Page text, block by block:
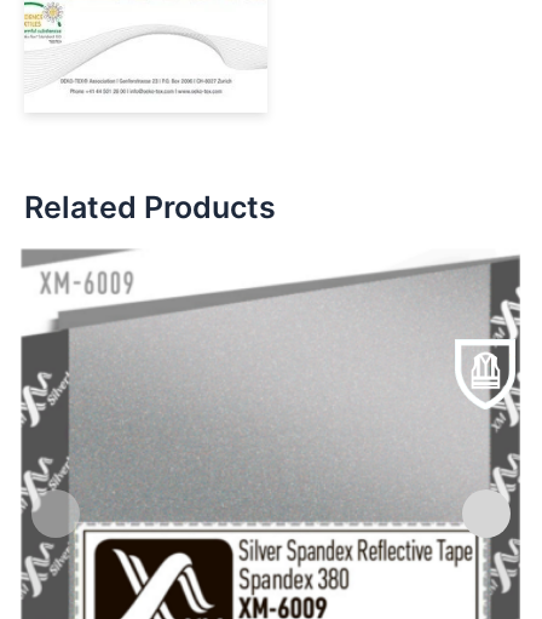
Related Products